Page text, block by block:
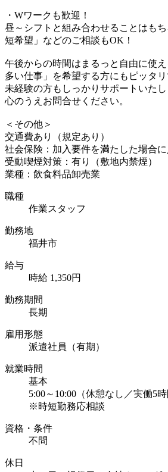
・Wワークも歓迎！
昼～シフトと組み合わせることはも
短希望」などのご相談もOK！
午後からの時間はまるっと自由に使
多い仕事」を希望する方にもピッタリ
未経験の方もしっかりサポートいた
心のうえお問合せください。
＜その他＞
交通費あり（規定あり）
社会保険：加入要件を満たした場合
受動喫煙対策：有り（敷地内禁煙）
業種：飲食料品卸売業
職種
作業スタッフ
勤務地
福井市
給与
時給 1,350円
勤務期間
長期
雇用形態
派遣社員（有期）
就業時間
基本
5:00～10:00（休憩なし／実働5時
※時短勤務応相談
資格・条件
不問
休日